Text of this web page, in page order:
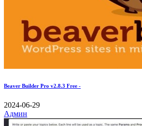
Beaver Builder Pro v2.8.3 Free -
2024-06-29
Админ